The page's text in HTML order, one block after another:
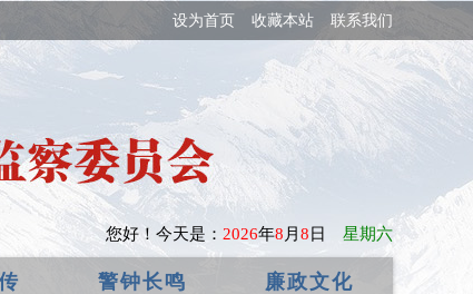
设为首页 收藏本站 联系我们
您好！ 今天是： 2026年8 月 8 日 星期六
警钟长鸣 廉政文化